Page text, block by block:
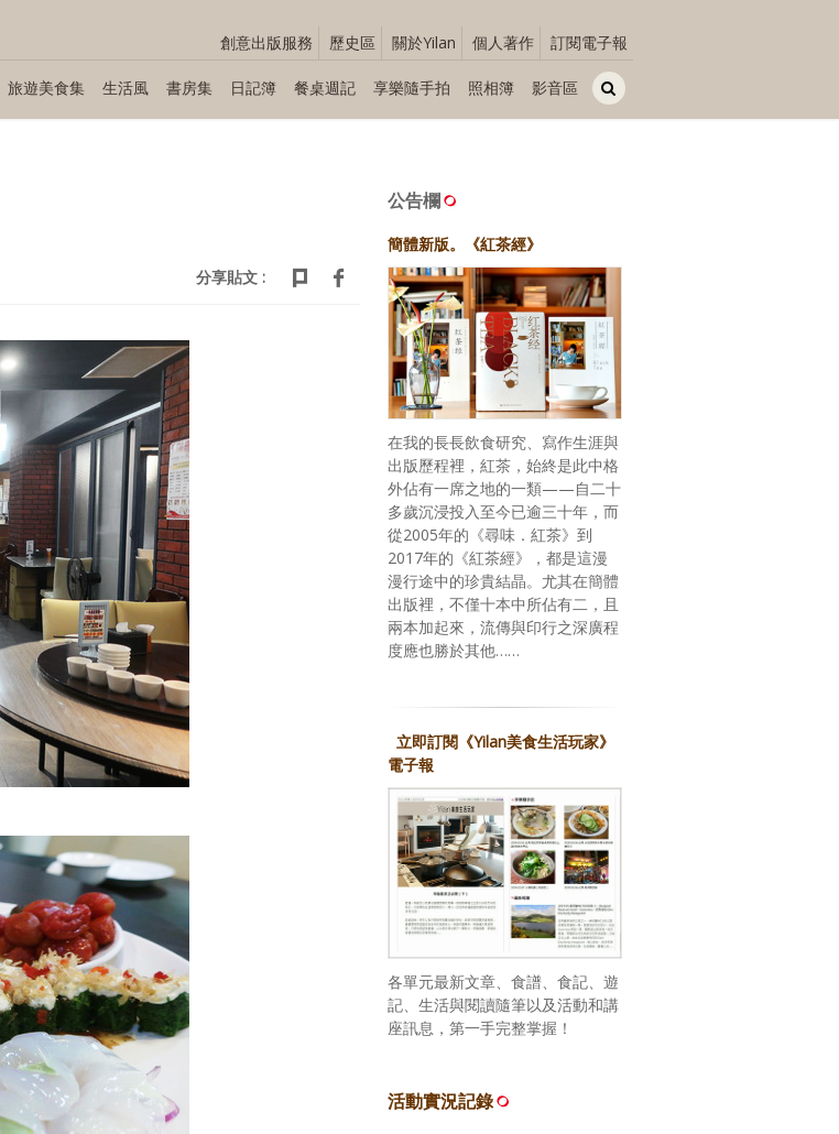
創意出版服務 歷史區 關於Yilan 個人著作 訂閱電子報
旅遊美食集 生活風 書房集 日記簿 餐桌週記 享樂隨手拍 照相簿 影音區
分享貼文 :
公告欄
簡體新版。《紅茶經》
在我的長長飲食研究、寫作生涯與
出版歷程裡，紅茶，始終是此中格
外佔有一席之地的一類——自二十
多歲沉浸投入至今已逾三十年，而
從2005年的《尋味．紅茶》到
2017年的《紅茶經》，都是這漫
漫行途中的珍貴結晶。尤其在簡體
出版裡，不僅十本中所佔有二，且
兩本加起來，流傳與印行之深廣程
度應也勝於其他……
立即訂閱《Yilan美食生活玩家》
電子報
各單元最新文章、食譜、食記、遊
記、生活與閱讀隨筆以及活動和講
座訊息，第一手完整掌握！
活動實況記錄